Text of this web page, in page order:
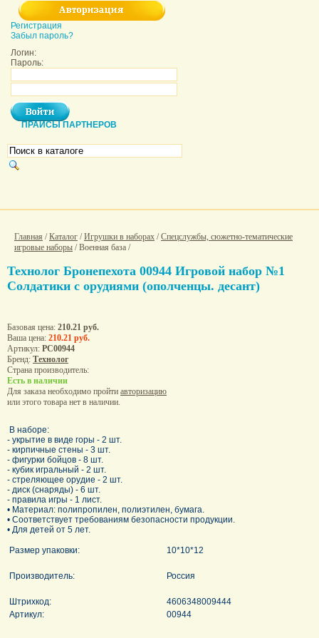
ПРАЙСЫ ПАРТНЕРОВ
Главная /Каталог /Игрушки в наборах /Спецслужбы, сюжетно-тематические
игровые наборы / Военная база /
Технолог Бронепехота 00944 Игровой набор №1
Солдатики с орудиями (ополченцы. десант)
Базовая цена: 210.21 руб.
Ваша цена: 210.21 руб.
Артикул: РС00944
Бренд: Технолог
Страна производитель:
Есть в наличии
Для заказа необходимо пройти авторизацию
или этого товара нет в наличии.
В наборе:
- укрытие в виде горы - 2 шт.
- кирпичные стены - 3 шт.
- фигурки бойцов - 8 шт.
- кубик игральный - 2 шт.
- стреляющее орудие - 2 шт.
- диск (снаряды) - 6 шт.
- правила игры - 1 лист.
• Материал: полипропилен, полиэтилен, бумага.
• Соответствует требованиям безопасности продукции.
• Для детей от 5 лет.
Размер упаковки: 10*10*12
Производитель: Россия
Штрихкод:
4606348009444
Артикул:
00944
Регистрация
Забыл пароль?
Логин:
Пароль: